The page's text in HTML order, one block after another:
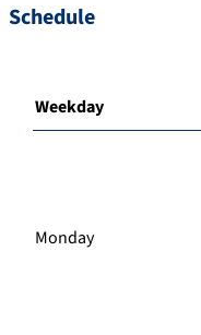
Schedule
Weekday
Monday